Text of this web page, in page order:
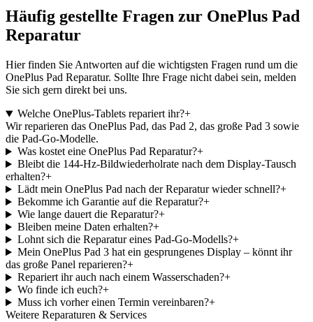
Häufig gestellte Fragen zur OnePlus Pad
Reparatur
Hier finden Sie Antworten auf die wichtigsten Fragen rund um die
OnePlus Pad Reparatur. Sollte Ihre Frage nicht dabei sein, melden
Sie sich gern direkt bei uns.
Welche OnePlus-Tablets repariert ihr?+
Wir reparieren das OnePlus Pad, das Pad 2, das große Pad 3 sowie
die Pad-Go-Modelle.
Was kostet eine OnePlus Pad Reparatur?+
Bleibt die 144-Hz-Bildwiederholrate nach dem Display-Tausch
erhalten?+
Lädt mein OnePlus Pad nach der Reparatur wieder schnell?+
Bekomme ich Garantie auf die Reparatur?+
Wie lange dauert die Reparatur?+
Bleiben meine Daten erhalten?+
Lohnt sich die Reparatur eines Pad-Go-Modells?+
Mein OnePlus Pad 3 hat ein gesprungenes Display – könnt ihr
das große Panel reparieren?+
Repariert ihr auch nach einem Wasserschaden?+
Wo finde ich euch?+
Muss ich vorher einen Termin vereinbaren?+
Weitere Reparaturen & Services